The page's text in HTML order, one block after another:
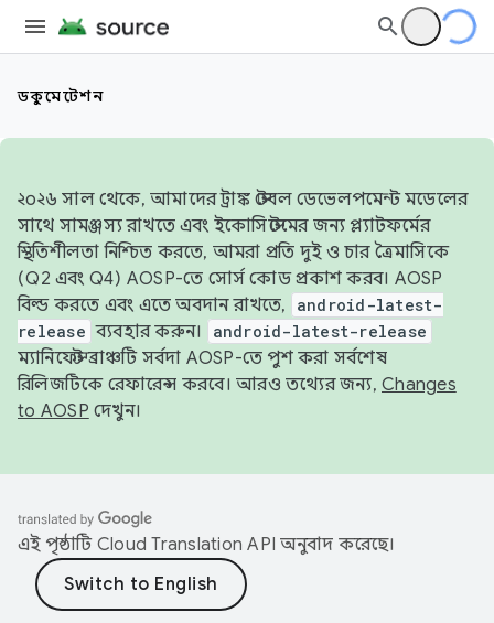
ডকুমেন্টেশন
২০২৬ সাল থেকে, আমাদের ট্রাঙ্ক স্টেবল ডেভেলপমেন্ট মডেলের
সাথে সামঞ্জস্য রাখতে এবং ইকোসিস্টেমের জন্য প্ল্যাটফর্মের
স্থিতিশীলতা নিশ্চিত করতে, আমরা প্রতি দুই ও চার ত্রৈমাসিকে
(Q2 এবং Q4) AOSP-তে সোর্স কোড প্রকাশ করব। AOSP
বিল্ড করতে এবং এতে অবদান রাখতে,
android-latest-
release ব্যবহার করুন। android-latest-release
ম্যানিফেস্ট ব্রাঞ্চটি সর্বদা AOSP-তে পুশ করা সর্বশেষ
রিলিজটিকে রেফারেন্স করবে। আরও তথ্যের জন্য, Changes
to AOSP দেখুন।
এই পৃষ্ঠাটি Cloud Translation API অনুবাদ করেছে।